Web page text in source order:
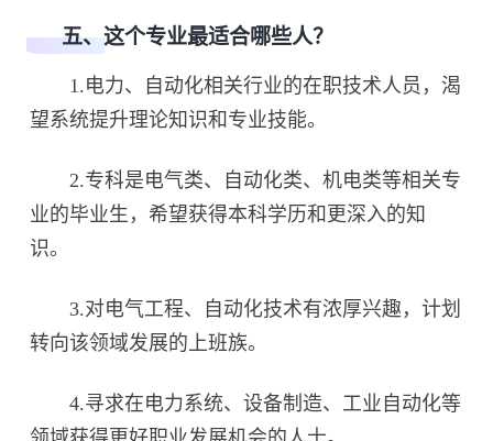
五、这个专业最适合哪些人？
1.电力、自动化相关行业的在职技术人员，渴
望系统提升理论知识和专业技能。
2.专科是电气类、自动化类、机电类等相关专
业的毕业生，希望获得本科学历和更深入的知
识。
3.对电气工程、自动化技术有浓厚兴趣，计划
转向该领域发展的上班族。
4.寻求在电力系统、设备制造、工业自动化等